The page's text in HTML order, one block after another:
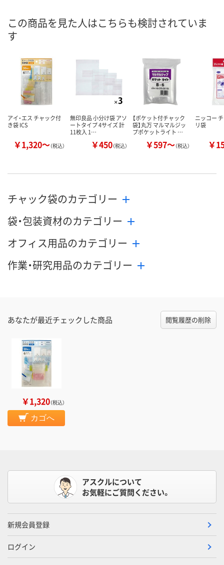
この商品を見た人はこちらも検討されていま
す
アイ・エス チャック付
き袋 ICS
￥1,320～（税込）
無印良品 小分け袋 アソ
ートタイプ 4サイズ 計
11枚入 1…
￥450（税込）
【ポケット付チャック
袋】丸万 マルマルジッ
プポケットライト …
￥597～（税込）
ニッコー
リ袋
￥
チャック袋のカテゴリー
袋・包装資材のカテゴリー
オフィス用品のカテゴリー
作業・研究用品のカテゴリー
あなたが最近チェックした商品 閲覧履歴の削除
￥1,320（税込）
カゴへ
アスクルについて
お気軽にご質問ください。
新規会員登録
ログイン